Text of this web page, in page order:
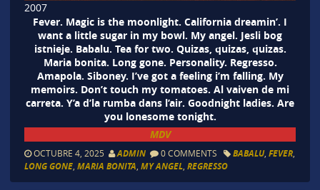
2007
Fever. Magic is the moonlight. California dreamin’. I
want a little sugar in my bowl. My angel. Jesli bog
istnieje. Babalu. Tea for two. Quizas, quizas, quizas.
Maria bonita. Long gone. Personality. Regresso.
Amapola. Siboney. I’ve got a feeling i’m falling. My
memoirs. Don’t touch my tomatoes. Al vaiven de mi
carreta. Y’a d’la rumba dans l’air. Goodnight ladies. Are
you lonesome tonight.
MDV
OCTUBRE 4, 2025 ADMIN 0 COMMENTS BABALU, FEVER,
LONG GONE, MARIA BONITA MY ANGEL, REGRESSO